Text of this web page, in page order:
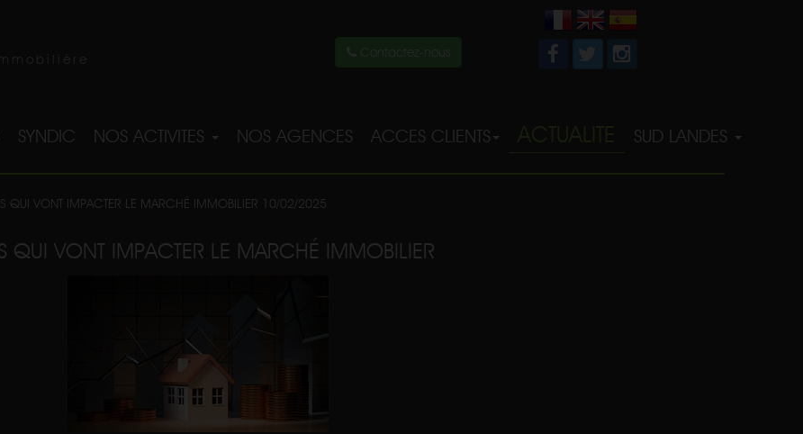
Contactez-nous
SYNDIC NOS ACTIVITES NOS AGENCES ACCES CLIENTS SUD LANDES
QUI VONT IMPACTER LE MARCHÉ IMMOBILIER 10/02/2025
QUI VONT IMPACTER LE MARCHÉ IMMOBILIER